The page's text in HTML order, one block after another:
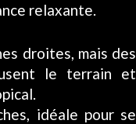
relaxante.
droites, mais des
le terrain et
idéale pour se